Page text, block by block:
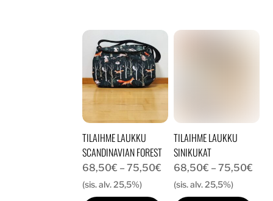
useampi
muunnelma.
Voit
tehdä
valinnat
tuotteen
sivulla.
tuotteen
sivulla.
TILAIHME LAUKKU
SCANDINAVIAN FOREST
68,50€ – 75,50€ Hintaluokka:
68,50€
(sis. alv. 25,5%)
TILAIHME LAUKKU
SINIKUKAT
68,50€ – 75,50€
(sis. alv. 25,5%)